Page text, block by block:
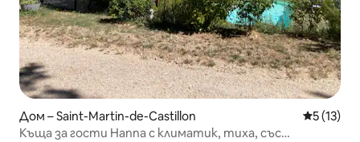
Дом – Saint-Martin-de-Castillon Средна
5 (13)
Къща за гости Hanna с климатик, тиха, със